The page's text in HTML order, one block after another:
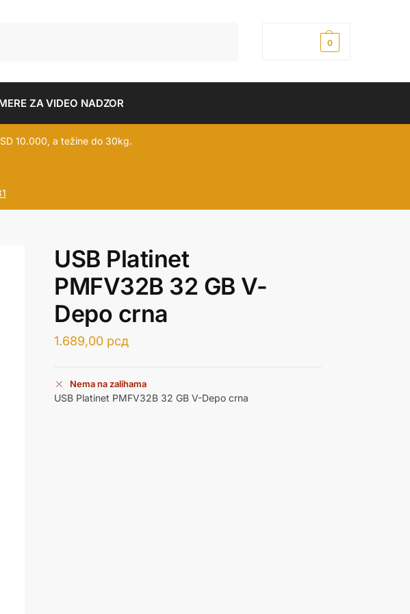
0
ZA VIDEO NADZOR
10.000, a težine do 30kg.
USB Platinet
PMFV32B 32 GB V-
Depo crna
1.689,00 рсд
Nema na zalihama
USB Platinet PMFV32B 32 GB V-Depo crna